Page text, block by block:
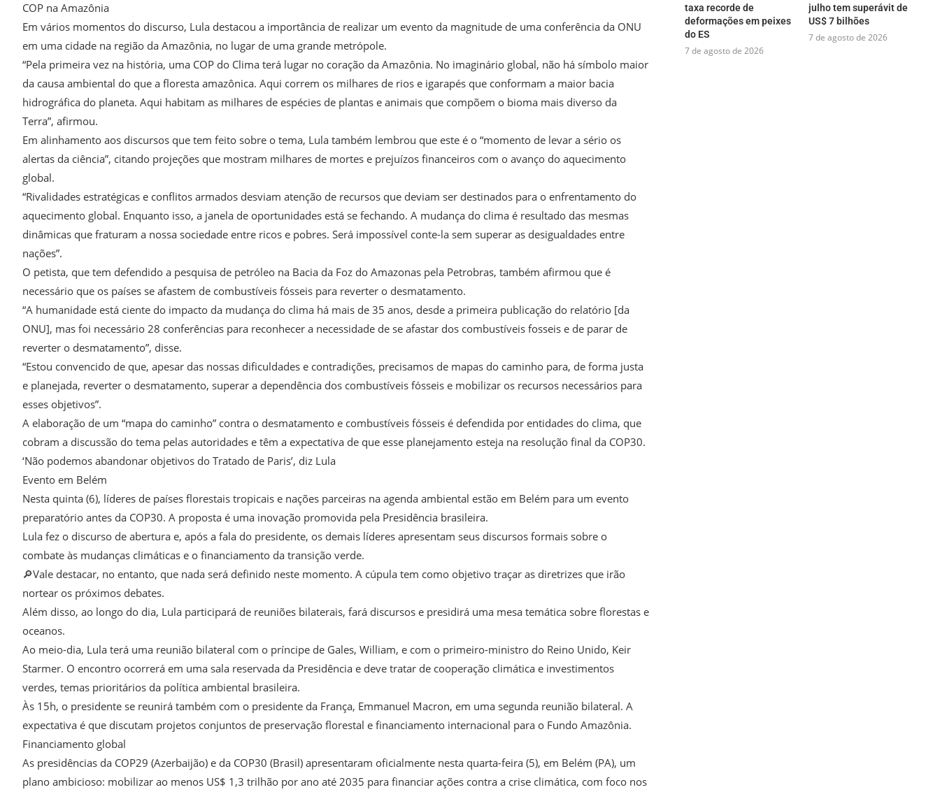
COP na Amazônia
Em vários momentos do discurso, Lula destacou a importância de realizar um evento da magnitude de uma conferência da ONU
em uma cidade na região da Amazônia, no lugar de uma grande metrópole.
“Pela primeira vez na história, uma COP do Clima terá lugar no coração da Amazônia. No imaginário global, não há símbolo maior
da causa ambiental do que a floresta amazônica. Aqui correm os milhares de rios e igarapés que conformam a maior bacia
hidrográfica do planeta. Aqui habitam as milhares de espécies de plantas e animais que compõem o bioma mais diverso da
Terra”, afirmou.
Em alinhamento aos discursos que tem feito sobre o tema, Lula também lembrou que este é o “momento de levar a sério os
alertas da ciência”, citando projeções que mostram milhares de mortes e prejuízos financeiros com o avanço do aquecimento
global.
“Rivalidades estratégicas e conflitos armados desviam atenção de recursos que deviam ser destinados para o enfrentamento do
aquecimento global. Enquanto isso, a janela de oportunidades está se fechando. A mudança do clima é resultado das mesmas
dinâmicas que fraturam a nossa sociedade entre ricos e pobres. Será impossível conte-la sem superar as desigualdades entre
nações”.
O petista, que tem defendido a pesquisa de petróleo na Bacia da Foz do Amazonas pela Petrobras, também afirmou que é
necessário que os países se afastem de combustíveis fósseis para reverter o desmatamento.
“A humanidade está ciente do impacto da mudança do clima há mais de 35 anos, desde a primeira publicação do relatório [da
ONU], mas foi necessário 28 conferências para reconhecer a necessidade de se afastar dos combustíveis fosseis e de parar de
reverter o desmatamento”, disse.
“Estou convencido de que, apesar das nossas dificuldades e contradições, precisamos de mapas do caminho para, de forma justa
e planejada, reverter o desmatamento, superar a dependência dos combustíveis fósseis e mobilizar os recursos necessários para
esses objetivos”.
A elaboração de um “mapa do caminho” contra o desmatamento e combustíveis fósseis é defendida por entidades do clima, que
cobram a discussão do tema pelas autoridades e têm a expectativa de que esse planejamento esteja na resolução final da COP30.
‘Não podemos abandonar objetivos do Tratado de Paris’, diz Lula
Evento em Belém
Nesta quinta (6), líderes de países florestais tropicais e nações parceiras na agenda ambiental estão em Belém para um evento
preparatório antes da COP30. A proposta é uma inovação promovida pela Presidência brasileira.
Lula fez o discurso de abertura e, após a fala do presidente, os demais líderes apresentam seus discursos formais sobre o
combate às mudanças climáticas e o financiamento da transição verde.
🔎Vale destacar, no entanto, que nada será definido neste momento. A cúpula tem como objetivo traçar as diretrizes que irão
nortear os próximos debates.
Além disso, ao longo do dia, Lula participará de reuniões bilaterais, fará discursos e presidirá uma mesa temática sobre florestas e
oceanos.
Ao meio-dia, Lula terá uma reunião bilateral com o príncipe de Gales, William, e com o primeiro-ministro do Reino Unido, Keir
Starmer. O encontro ocorrerá em uma sala reservada da Presidência e deve tratar de cooperação climática e investimentos
verdes, temas prioritários da política ambiental brasileira.
Às 15h, o presidente se reunirá também com o presidente da França, Emmanuel Macron, em uma segunda reunião bilateral. A
expectativa é que discutam projetos conjuntos de preservação florestal e financiamento internacional para o Fundo Amazônia.
Financiamento global
As presidências da COP29 (Azerbaijão) e da COP30 (Brasil) apresentaram oficialmente nesta quarta-feira (5), em Belém (PA), um
plano ambicioso: mobilizar ao menos US$ 1,3 trilhão por ano até 2035 para financiar ações contra a crise climática, com foco nos
taxa recorde de
deformações em peixes
do ES
7 de agosto de 2026
julho tem superávit de
US$ 7 bilhões
7 de agosto de 2026